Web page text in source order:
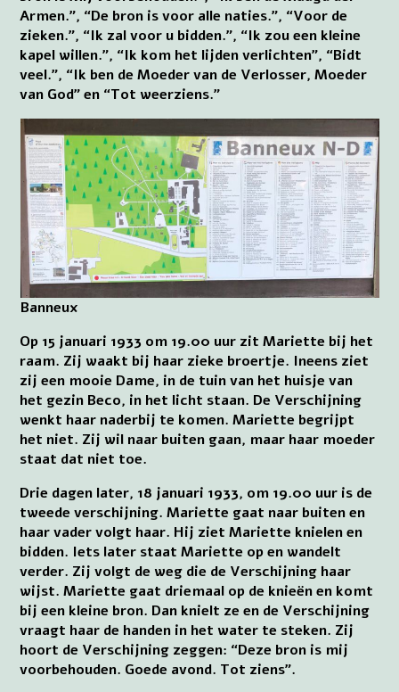
Armen.”, “De bron is voor alle naties.”, “Voor de
zieken.”, “Ik zal voor u bidden.”, “Ik zou een kleine
kapel willen.”, “Ik kom het lijden verlichten”, “Bidt
veel.”, “Ik ben de Moeder van de Verlosser, Moeder
van God” en “Tot weerziens.”
Banneux
Op 15 januari 1933 om 19.00 uur zit Mariette bij het
raam. Zij waakt bij haar zieke broertje. Ineens ziet
zij een mooie Dame, in de tuin van het huisje van
het gezin Beco, in het licht staan. De Verschijning
wenkt haar naderbij te komen. Mariette begrijpt
het niet. Zij wil naar buiten gaan, maar haar moeder
staat dat niet toe.
Drie dagen later, 18 januari 1933, om 19.00 uur is de
tweede verschijning. Mariette gaat naar buiten en
haar vader volgt haar. Hij ziet Mariette knielen en
bidden. Iets later staat Mariette op en wandelt
verder. Zij volgt de weg die de Verschijning haar
wijst. Mariette gaat driemaal op de knieën en komt
bij een kleine bron. Dan knielt ze en de Verschijning
vraagt haar de handen in het water te steken. Zij
hoort de Verschijning zeggen: “Deze bron is mij
voorbehouden. Goede avond. Tot ziens”.